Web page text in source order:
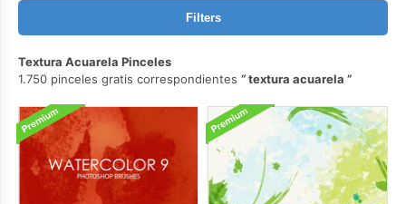
Filters
Textura Acuarela Pinceles
1.750 pinceles gratis correspondientes
textura acuarela